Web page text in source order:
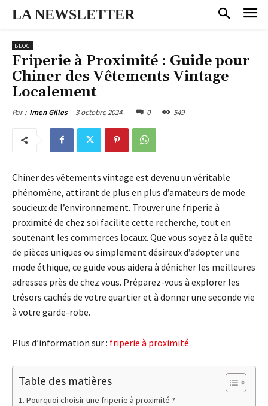
LA NEWSLETTER
BLOG
Friperie à Proximité : Guide pour
Chiner des Vêtements Vintage
Localement
Par : Imen Gilles 3 octobre 2024 0 549
Chiner des vêtements vintage est devenu un véritable
phénomène, attirant de plus en plus d’amateurs de mode
soucieux de l’environnement. Trouver une friperie à
proximité de chez soi facilite cette recherche, tout en
soutenant les commerces locaux. Que vous soyez à la quête
de pièces uniques ou simplement désireux d’adopter une
mode éthique, ce guide vous aidera à dénicher les meilleures
adresses près de chez vous. Préparez-vous à explorer les
trésors cachés de votre quartier et à donner une seconde vie
à votre garde-robe.
Plus d’information sur : friperie à proximité
Table des matières
Pourquoi choisir une friperie à proximité ?